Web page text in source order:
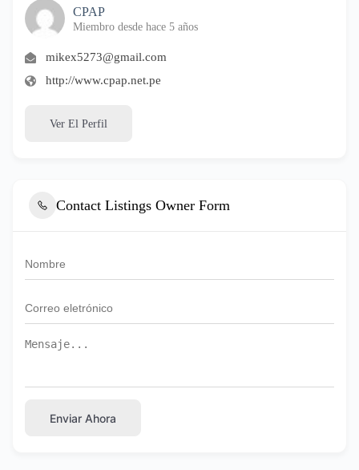
CPAP
Miembro desde hace 5 años
mikex5273@gmail.com
http://www.cpap.net.pe
Ver El Perfil
Contact Listings Owner Form
Enviar Ahora